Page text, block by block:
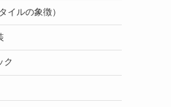
イルの象徴）
ク